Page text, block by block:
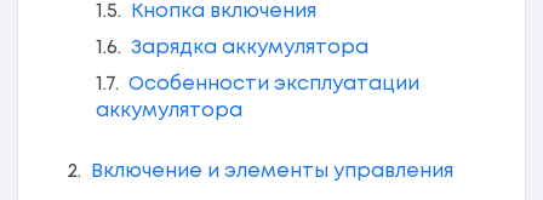
Кнопка включения
Зарядка аккумулятора
Особенности эксплуатации
аккумулятора
Включение и элементы управления